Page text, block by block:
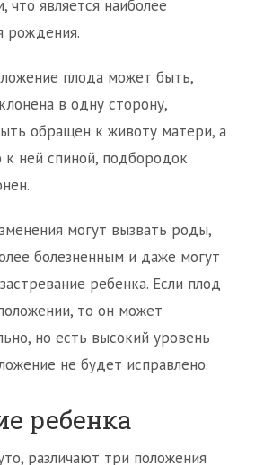
что является наиболее
рождения.
плода может быть,
в одну сторону,
обращен к животу матери, а
ней спиной, подбородок
могут вызвать роды,
болезненным и даже могут
ребенка. Если плод
то он может
но есть высокий уровень
не будет исправлено.
ребенка
различают три положения